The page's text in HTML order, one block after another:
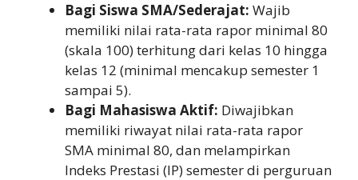
Bagi Siswa SMA/Sederajat: Wajib
memiliki nilai rata-rata rapor minimal 80
(skala 100) terhitung dari kelas 10 hingga
kelas 12 (minimal mencakup semester 1
sampai 5).
Bagi Mahasiswa Aktif: Diwajibkan
memiliki riwayat nilai rata-rata rapor
SMA minimal 80, dan melampirkan
Indeks Prestasi (IP) semester di perguruan